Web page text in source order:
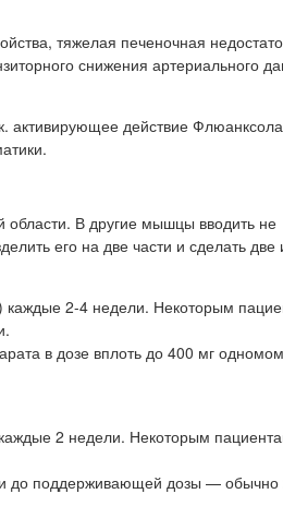
тяжелая печеночная
снижения артериального
активирующее действие
области. В другие мышцы вводить не
его на две части и сделать две
2-4 недели. Некоторым
в дозе вплоть до 400 мг
2 недели. Некоторым
до поддерживающей дозы —